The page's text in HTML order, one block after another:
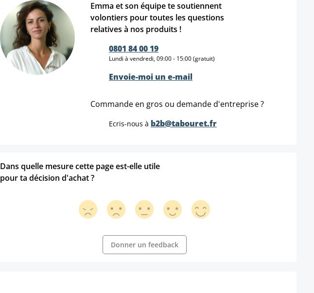
Emma et son équipe te soutiennent
volontiers pour toutes les questions
relatives à nos produits !
0801 84 00 19
Lundi à vendredi, 09:00 - 15:00 (gratuit)
Envoie-moi un e-mail
Commande en gros ou demande d'entreprise ?
Ecris-nous à b2b@tabouret.fr
Dans quelle mesure cette page est-elle utile
pour ta décision d'achat ?
Donner un feedback